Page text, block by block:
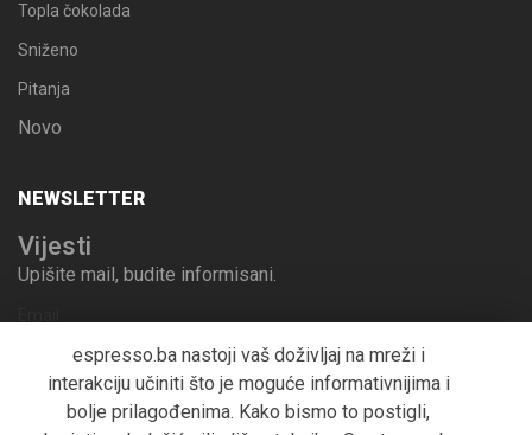
Topla čokolada
Sniženo
Pitanja
Novo
NEWSLETTER
Vijesti
Upišite mail, budite informisani.
Pošalji
espresso.ba nastoji vaš doživljaj na mreži i
interakciju učiniti što je moguće informativnijima i
bolje prilagođenima. Kako bismo to postigli,